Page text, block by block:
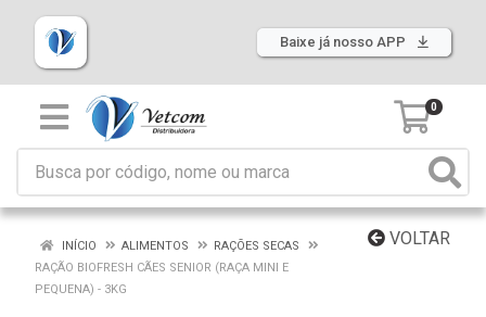
Baixe já nosso APP
0
VOLTAR
INÍCIO ALIMENTOS
RAÇÕES SECAS
RAÇÃO BIOFRESH CÃES SENIOR (RAÇA MINI E
PEQUENA) - 3KG